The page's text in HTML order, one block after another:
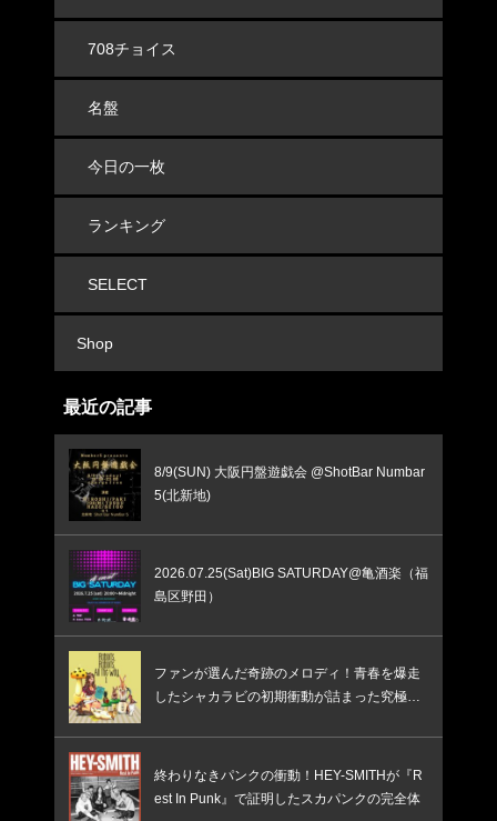
708チョイス
名盤
今日の一枚
ランキング
SELECT
Shop
最近の記事
8/9(SUN) 大阪円盤遊戯会 @ShotBar Numbar
5(北新地)
2026.07.25(Sat)BIG SATURDAY@亀酒楽（福
島区野田）
ファンが選んだ奇跡のメロディ！青春を爆走
したシャカラビの初期衝動が詰まった究極の
終わりなきパンクの衝動！HEY-SMITHが『R
est In Punk』で証明したスカパンクの完全体